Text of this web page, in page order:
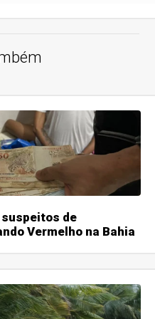
de
Vermelho na Bahia